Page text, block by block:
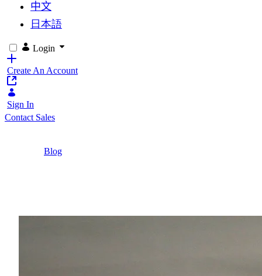
中文
日本語
Login
Create An Account
Sign In
Contact Sales
Blog